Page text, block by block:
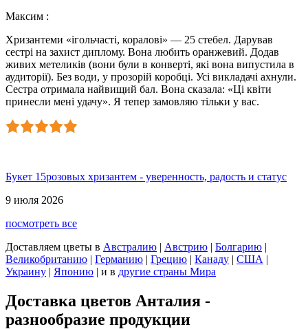
Максим :
Хризантеми «ігольчасті, коралові» — 25 стебел. Дарував
сестрі на захист диплому. Вона любить оранжевий. Додав
живих метеликів (вони були в конверті, які вона випустила в
аудиторії). Без води, у прозорій коробці. Усі викладачі ахнули.
Сестра отримала найвищий бал. Вона сказала: «Ці квіти
принесли мені удачу». Я тепер замовляю тільки у вас.
Букет 15розовых хризантем - уверенность, радость и статус
9 июля 2026
посмотреть все
Доставляем цветы в Австралию | Австрию | Болгарию |
Великобританию | Германию | Грецию | Канаду | США |
Украину | Японию | и в другие страны Мира
Доставка цветов Анталия -
разнообразие продукции